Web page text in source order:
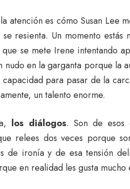
atención es cómo Susan Lee
resienta. Un momento
que se mete Irene intentando
nudo en la garganta porque la
para pasar de la
un talento enorme.
los diálogos. Son de esos
relees dos veces porque
de ironía y de esa tensión
en realidad les gusta